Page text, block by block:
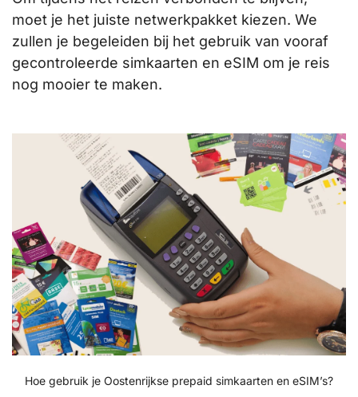
moet je het juiste netwerkpakket kiezen. We
zullen je begeleiden bij het gebruik van vooraf
gecontroleerde simkaarten en eSIM om je reis
nog mooier te maken.
Hoe gebruik je Oostenrijkse prepaid simkaarten en eSIM’s?